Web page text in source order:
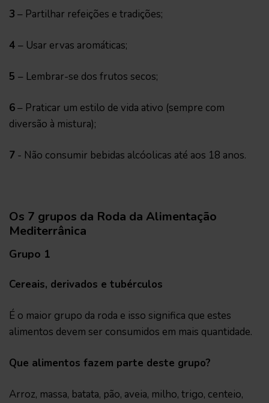
3 – Partilhar refeições e tradições;
4 – Usar ervas aromáticas;
5 – Lembrar-se dos frutos secos;
6– Praticar um estilo de vida ativo (sempre com
diversão à mistura);
7 - Não consumir bebidas alcóolicas até aos 18 anos.
Os 7 grupos da Roda da Alimentação
Mediterrânica
Grupo 1
Cereais, derivados e tubérculos
É o maior grupo da roda e isso significa que estes
alimentos devem ser consumidos em mais quantidade.
Que alimentos fazem parte deste grupo?
Arroz, massa, batata, pão, aveia, milho, trigo, centeio,